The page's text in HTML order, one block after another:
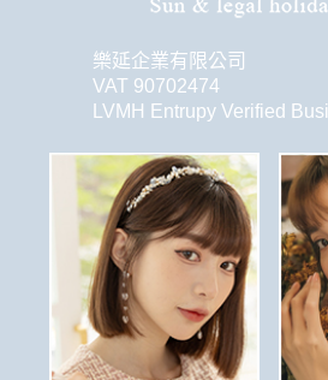
樂延企業有限公司
VAT 90702474
LVMH Entrupy Verified